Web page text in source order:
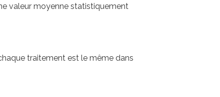
valeur moyenne statistiquement
traitement est le même dans